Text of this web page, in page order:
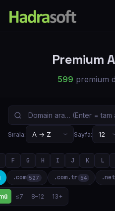
Premium
599 premium
Sırala: Sayfa:
F G H I J K L
.com 527 .com.tr 54 .net
≤7 8–12 13+